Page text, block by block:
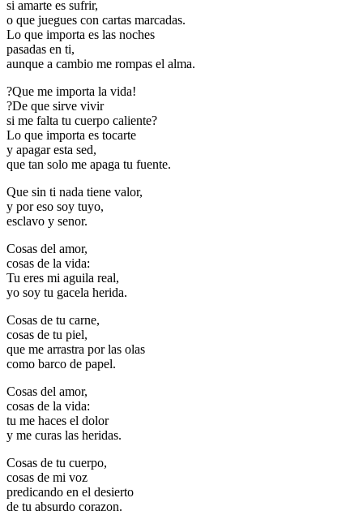
si amarte es sufrir,
o que juegues con cartas marcadas.
Lo que importa es las noches
pasadas en ti,
aunque a cambio me rompas el alma.
?Que me importa la vida!
?De que sirve vivir
si me falta tu cuerpo caliente?
Lo que importa es tocarte
y apagar esta sed,
que tan solo me apaga tu fuente.
Que sin ti nada tiene valor,
y por eso soy tuyo,
esclavo y senor.
Cosas del amor,
cosas de la vida:
Tu eres mi aguila real,
yo soy tu gacela herida.
Cosas de tu carne,
cosas de tu piel,
que me arrastra por las olas
como barco de papel.
Cosas del amor,
cosas de la vida:
tu me haces el dolor
y me curas las heridas.
Cosas de tu cuerpo,
cosas de mi voz
predicando en el desierto
de tu absurdo corazon.